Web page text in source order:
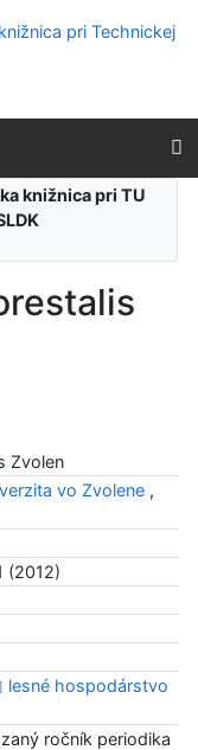
knižnica pri TU
Zvolen
vo Zvolene,
(2012)
lesné hospodárstvo
ročník periodika